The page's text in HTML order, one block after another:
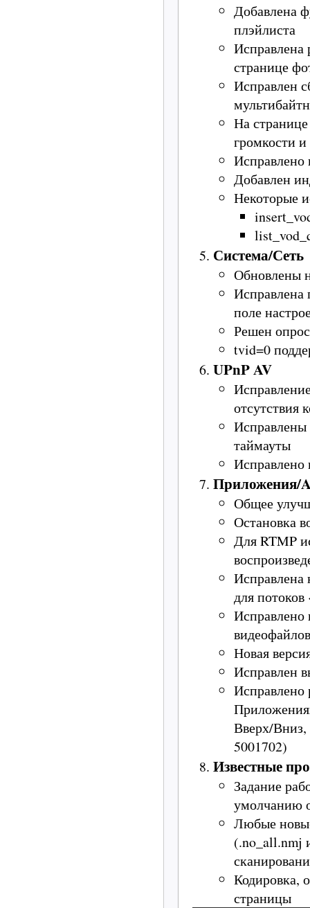
Добавлена
плэйлиста
Исправлена
странице
Исправлен
На
громкости
Исправлено
Добавлен
Некоторые
Система/Сеть
Обновлены
Исправлена
поле
Решен
tvid=0
UPnP AV
отсутствия
Исправлены
таймауты
Исправлено
Приложения/
Общее
Остановка
Для RTMP
Исправлена
для
Исправлено
видеофайлов
Новая
Исправлен
Исправлено
Вверх/Вниз,
5001702)
Известные
Задание
умолчанию
Любые
(.no_all.nmj
Кодировка,
страницы